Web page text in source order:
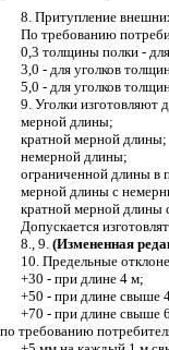
8. Притупление
По требованию
0,3 толщины полки -
3,0 - для уголков
5,0 - для уголков
9. Уголки изготовляют
мерной длины;
кратной мерной длины;
немерной длины;
ограниченной длины в
мерной длины с
кратной мерной длины
Допускается
8., 9. (Измененная
10. Предельные
+30 - при длине 4 м;
+50 - при длине свыше
+70 - при длине свыше
по требованию